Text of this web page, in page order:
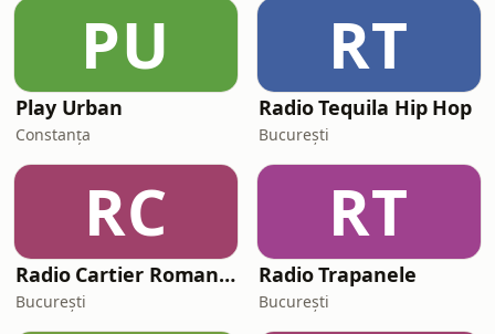
PU
Play Urban
Constanța
RT
Radio Tequila Hip Hop
București
RC
Radio Cartier Romania
București
RT
Radio Trapanele
București